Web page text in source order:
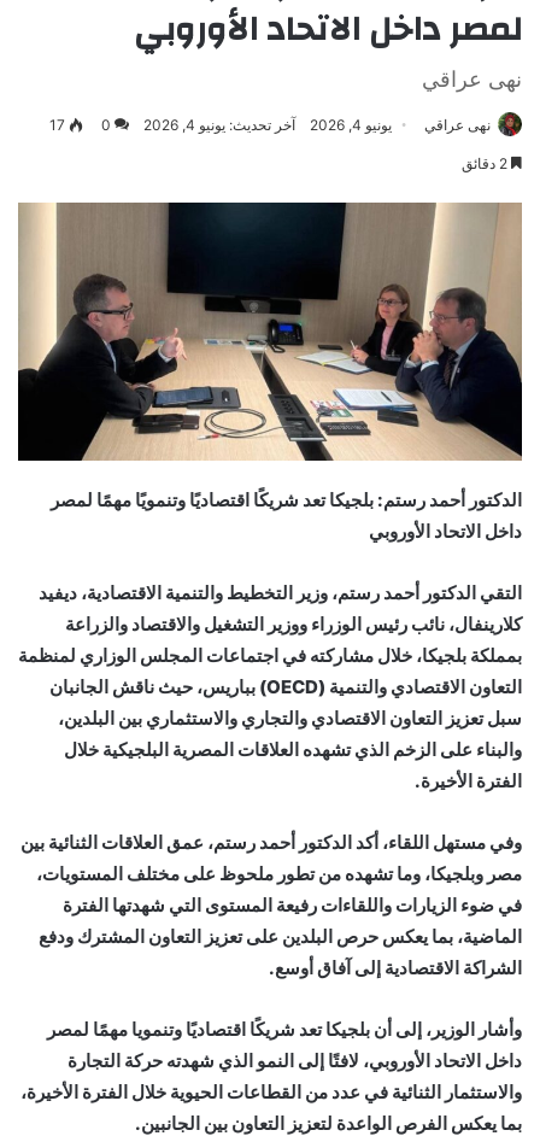
لمصر داخل الاتحاد الأوروبي
نهى عراقي
نهى عراقي يونيو 4, 2026 آخر تحديث: يونيو 4, 2026 0
17
الدكتور أحمد رستم: بلجيكا تعد شريكًا اقتصاديًا وتنمويًا مهمًا لمصر
داخل الاتحاد الأوروبي
التقي الدكتور أحمد رستم، وزير التخطيط والتنمية الاقتصادية، ديفيد
كلارينفال، نائب رئيس الوزراء ووزير التشغيل والاقتصاد والزراعة
بمملكة بلجيكا، خلال مشاركته في اجتماعات المجلس الوزاري لمنظمة
التعاون الاقتصادي والتنمية (OECD) بباريس، حيث ناقش الجانبان
سبل تعزيز التعاون الاقتصادي والتجاري والاستثماري بين البلدين،
والبناء على الزخم الذي تشهده العلاقات المصرية البلجيكية خلال
الفترة الأخيرة.
وفي مستهل اللقاء، أكد الدكتور أحمد رستم، عمق العلاقات الثنائية بين
مصر وبلجيكا، وما تشهده من تطور ملحوظ على مختلف المستويات،
في ضوء الزيارات واللقاءات رفيعة المستوى التي شهدتها الفترة
الماضية، بما يعكس حرص البلدين على تعزيز التعاون المشترك ودفع
الشراكة الاقتصادية إلى آفاق أوسع.
وأشار الوزير، إلى أن بلجيكا تعد شريكًا اقتصاديًا وتنمويا مهمًا لمصر
داخل الاتحاد الأوروبي، لافتًا إلى النمو الذي شهدته حركة التجارة
والاستثمار الثنائية في عدد من القطاعات الحيوية خلال الفترة الأخيرة،
بما يعكس الفرص الواعدة لتعزيز التعاون بين الجانبين.